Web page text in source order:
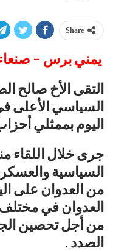
Share
يمني برس –
التقى الأخ صالح
السياسي الأعلى
اليوم بممثلي
جرى خلال اللقاء
السياسية
من العدوان على
العدوان في مختلف
من أجل تحصين
الصدد .